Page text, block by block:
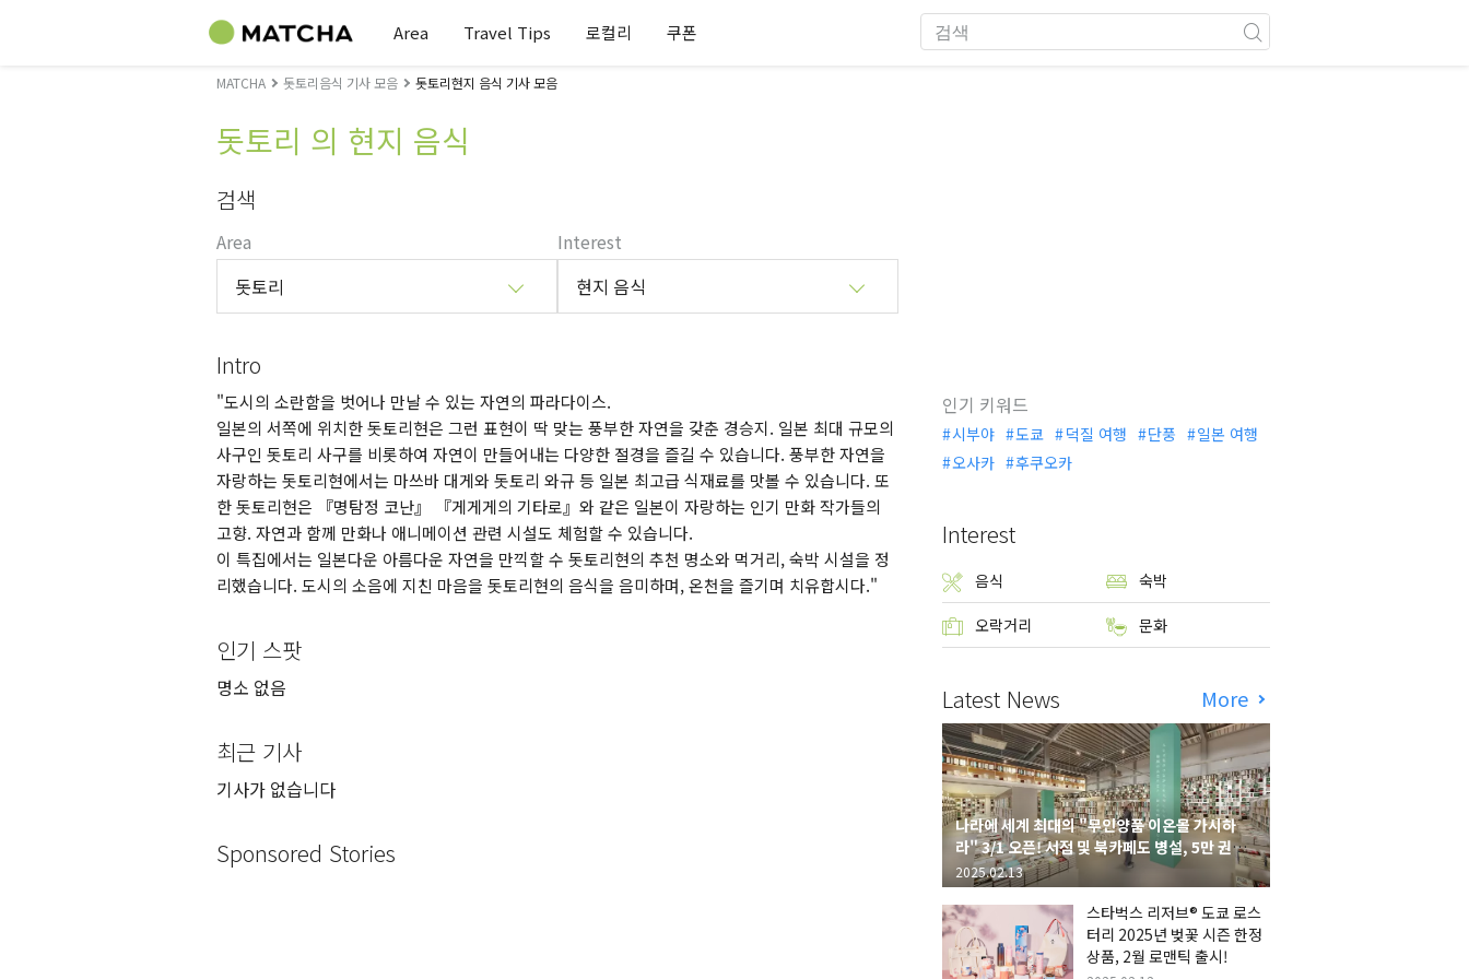
Area Travel Tips 로컬리 쿠폰
MATCHA 돗토리음식 기사 모음 돗토리현지 음식 기사 모음
돗토리 의 현지 음식
검색
Area
돗토리
Interest
현지 음식
Intro
"도시의 소란함을 벗어나 만날 수 있는 자연의 파라다이스.
일본의 서쪽에 위치한 돗토리현은 그런 표현이 딱 맞는 풍부한 자연을 갖춘 경승지. 일본 최대 규모의
사구인 돗토리 사구를 비롯하여 자연이 만들어내는 다양한 절경을 즐길 수 있습니다. 풍부한 자연을
자랑하는 돗토리현에서는 마쓰바 대게와 돗토리 와규 등 일본 최고급 식재료를 맛볼 수 있습니다. 또
한 돗토리현은 『명탐정 코난』 『게게게의 기타로』와 같은 일본이 자랑하는 인기 만화 작가들의
고향. 자연과 함께 만화나 애니메이션 관련 시설도 체험할 수 있습니다.
이 특집에서는 일본다운 아름다운 자연을 만끽할 수 돗토리현의 추천 명소와 먹거리, 숙박 시설을 정
리했습니다. 도시의 소음에 지친 마음을 돗토리현의 음식을 음미하며, 온천을 즐기며 치유합시다."
인기 스팟
명소 없음
최근 기사
기사가 없습니다
Sponsored Stories
인기 키워드
시부야 도쿄 덕질 여행 단풍
일본 여행
오사카
후쿠오카
Interest
음식 숙박
오락거리 문화
Latest News More
나라에 세계 최대의 "무인양품 이온몰 가시하
라" 3/1 오픈! 서점 및 북카페도 병설, 5만 권의
"가시하라 서점"도 출점
2025.02.13
스타벅스 리저브® 도쿄 로스
터리 2025년 벚꽃 시즌 한정
상품, 2월 로맨틱 출시!